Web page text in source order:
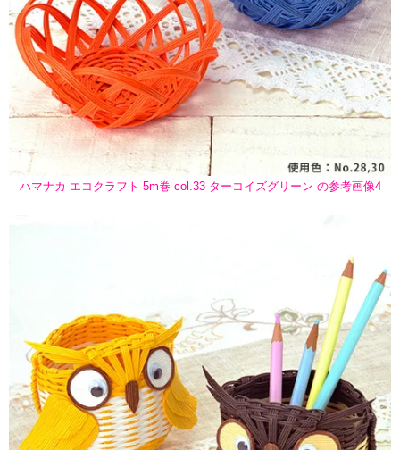
ハマナカ エコクラフト 5m巻 col.33 ターコイズグリーン の参考画像4